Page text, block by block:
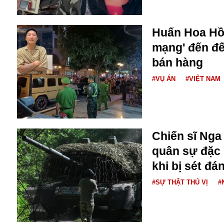
Bulagria
Crimea
Chính trị
Công nghệ
Chuyện hay
Chuyện lạ
Cuộc sống quanh ta
Casino
Chiến tranh thương mại
Chi hội phụ nữ TTTM Mátxcơva
Chính trị Nga
Chợ Vòm
Cảnh sát
Cấm bay
Cao tốc
Canada
Huấn Hoa
mạng' đến
bán hàng
#VỤ ÁN #VIỆT NAM
Chiến sĩ
quân sự đặc
khi bị sét
#SỰ THẬT THÚ VỊ